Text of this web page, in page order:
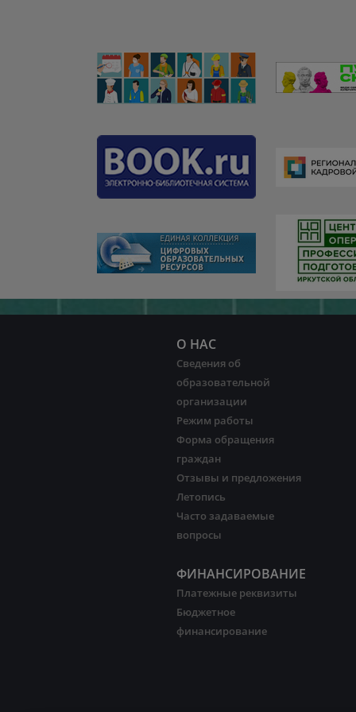
О НАС
Сведения об
образовательной
организации
Режим работы
Форма обращения
граждан
Отзывы и предложения
Летопись
Часто задаваемые
вопросы
ФИНАНСИРОВАНИЕ
Платежные реквизиты
Бюджетное
финансирование